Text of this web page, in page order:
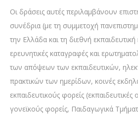
Οι δράσεις αυτές περιλαμβάνουν
συνέδρια (με τη συμμετοχή
την Ελλάδα και τη διεθνή εκπαιδευτική
ερευνητικές καταγραφές και
των απόψεων των εκπαιδευτικών,
πρακτικών των ημερίδων, κοινές
εκπαιδευτικούς φορείς
γονεϊκούς φορείς, Παιδαγωγικά